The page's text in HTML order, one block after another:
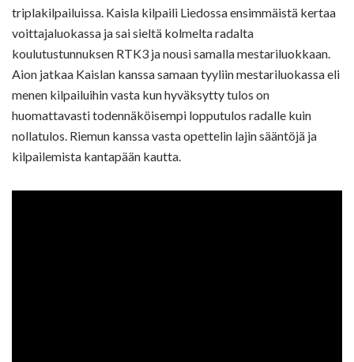
triplakilpailuissa. Kaisla kilpaili Liedossa ensimmäistä kertaa
voittajaluokassa ja sai sieltä kolmelta radalta
koulutustunnuksen RTK3 ja nousi samalla mestariluokkaan.
Aion jatkaa Kaislan kanssa samaan tyyliin mestariluokassa eli
menen kilpailuihin vasta kun hyväksytty tulos on
huomattavasti todennäköisempi lopputulos radalle kuin
nollatulos. Riemun kanssa vasta opettelin lajin sääntöjä ja
kilpailemista kantapään kautta.